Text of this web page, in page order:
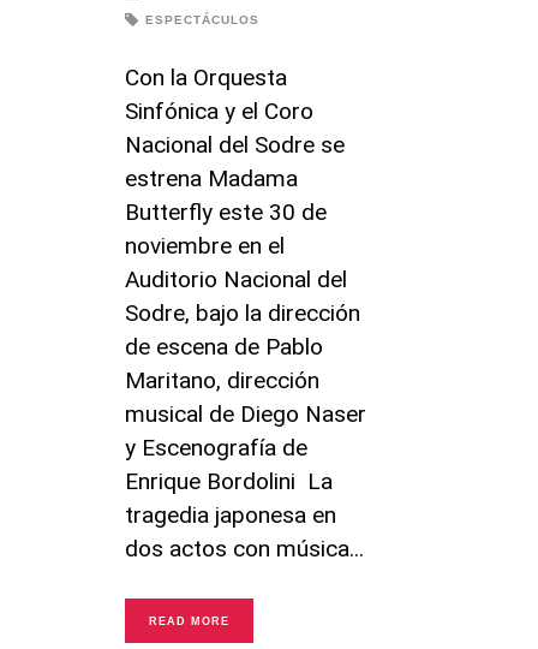
ESPECTÁCULOS
Con la Orquesta
Sinfónica y el Coro
Nacional del Sodre se
estrena Madama
Butterfly este 30 de
noviembre en el
Auditorio Nacional del
Sodre, bajo la dirección
de escena de Pablo
Maritano, dirección
musical de Diego Naser
y Escenografía de
Enrique Bordolini La
tragedia japonesa en
dos actos con música
READ MORE